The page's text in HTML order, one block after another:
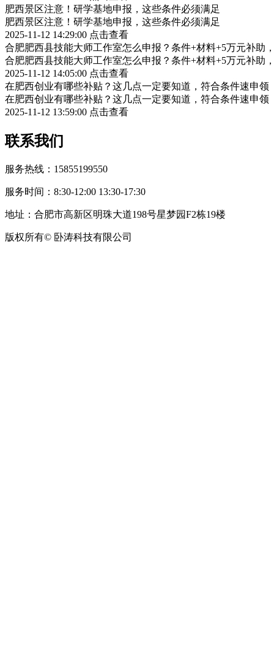
肥西景区注意！研学基地申报，这些条件必须满足
肥西景区注意！研学基地申报，这些条件必须满足
2025-11-12 14:29:00 点击查看
合肥肥西县技能大师工作室怎么申报？条件+材料+5万元补助
合肥肥西县技能大师工作室怎么申报？条件+材料+5万元补助
2025-11-12 14:05:00 点击查看
在肥西创业有哪些补贴？这几点一定要知道，符合条件速申领
在肥西创业有哪些补贴？这几点一定要知道，符合条件速申领
2025-11-12 13:59:00 点击查看
联系我们
服务热线：15855199550
服务时间：8:30-12:00 13:30-17:30
地址：合肥市高新区明珠大道198号星梦园F2栋19楼
版权所有© 卧涛科技有限公司